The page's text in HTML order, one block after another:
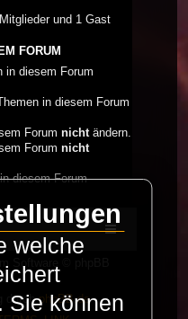
und 1 Gast
FORUM
in diesem Forum
in diesem Forum
Forum nichtändern.
Forum nicht
diesem Forum
durchphpBB.de
welche
Sie können